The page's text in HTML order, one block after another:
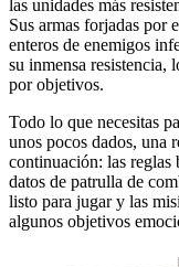
las unidades más
Sus armas forjadas por
enteros de enemigos
su inmensa resistencia,
por objetivos.
Todo lo que necesitas
unos pocos dados, una
continuación: las reglas
datos de patrulla de
listo para jugar y las
algunos objetivos